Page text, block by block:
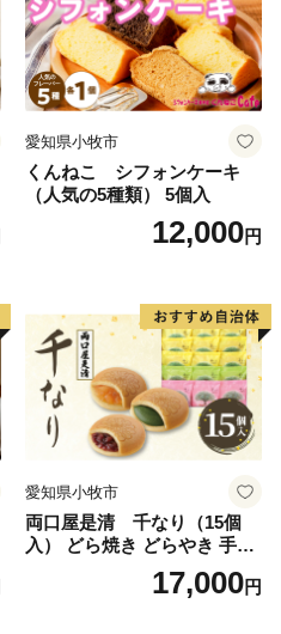
愛知県小牧市
くんねこ シフォンケーキ
（人気の5種類） 5個入
12,000円
愛知県小牧市
両口屋是清 千なり（15個
入） どら焼き どらやき 手土
産 お土産 土産 丹波大納言小
豆 抹茶 林檎 りんご 慶事 お
17,000円